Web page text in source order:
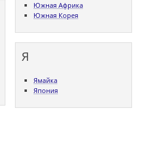
Южная Африка
Южная Корея
Я
Ямайка
Япония